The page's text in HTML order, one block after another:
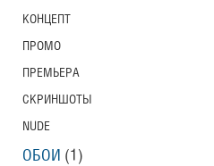
КОНЦЕПТ
ПРОМО
ПРЕМЬЕРА
СКРИНШОТЫ
NUDE
ОБОИ (1)